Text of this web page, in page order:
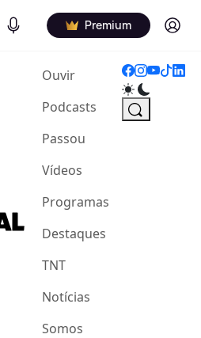
Podcasts Premium Log in
Ouvir(current)
Podcasts
Passou
Vídeos
Programas
Destaques
TNT
Notícias
Somos